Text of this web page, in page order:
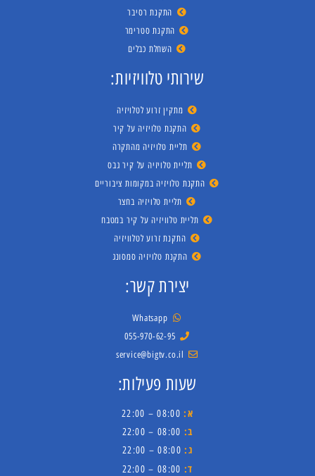
התקנת רסיבר
התקנת סטרימר
השחלת כבלים
שירותי טלוויזיות:
מתקין זרוע לטלויזיה
התקנת טלויזיה על קיר
תליית טלויזיה מהתקרה
תליית טלויזיה על קיר גבס
התקנת טלויזיה במקומות ציבוריים
תליית טלויזיה בחצר
תליית טלוויזיה על קיר במטבח
התקנת זרוע לטלוויזיה
התקנת טלויזיה סמסונג
יצירת קשר:
Whatsapp
055-970-62-95
service@bigtv.co.il
שעות פעילות:
א:08:00 – 22:00
ב:
ג:08:00 – 22:00
ד: